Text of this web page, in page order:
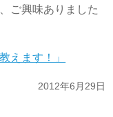
ご興味ありました
えます！」
2012年6月29日